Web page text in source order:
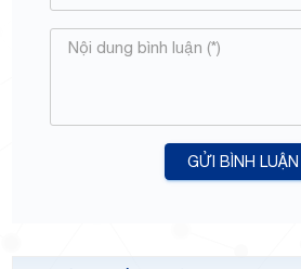
GỬI BÌNH LUẬN